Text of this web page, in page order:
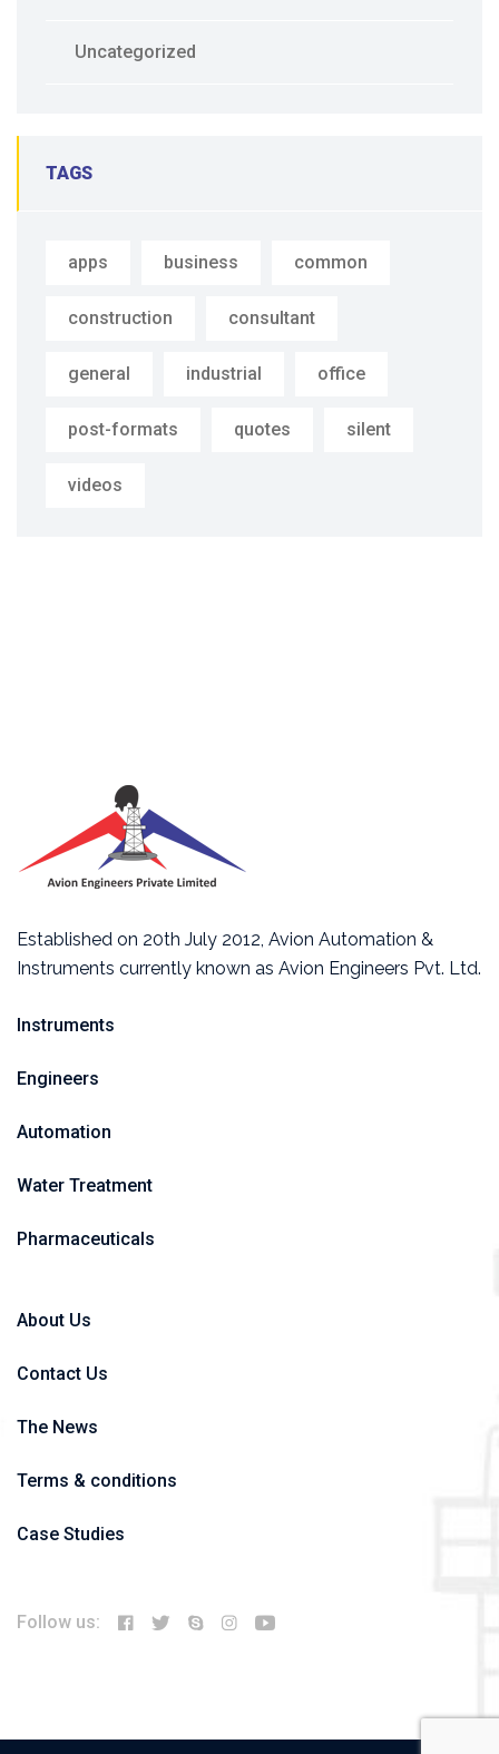
Uncategorized
TAGS
apps business common
construction consultant
general industrial office
post-formats quotes silent
videos
Established on 20th July 2012, Avion Automation &
Instruments currently known as Avion Engineers Pvt. Ltd.
Instruments
Engineers
Automation
Water Treatment
Pharmaceuticals
About Us
Contact Us
The News
Terms & conditions
Case Studies
Follow us: